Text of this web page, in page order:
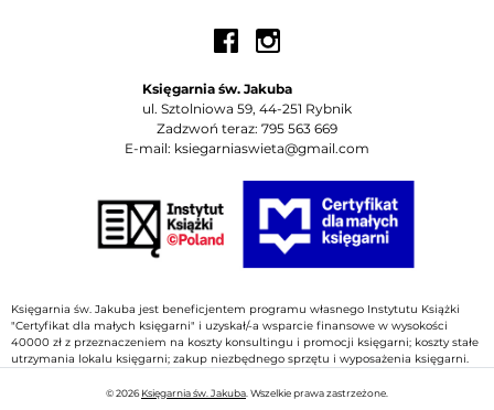
Księgarnia św. Jakuba
ul. Sztolniowa 59, 44-251 Rybnik
Zadzwoń teraz: 795 563 669
E-mail: ksiegarniaswieta@gmail.com
Księgarnia św. Jakuba jest beneficjentem programu własnego Instytutu Książki
"Certyfikat dla małych księgarni" i uzyskał/-a wsparcie finansowe w wysokości
40000 zł z przeznaczeniem na koszty konsultingu i promocji księgarni; koszty stałe
utrzymania lokalu księgarni; zakup niezbędnego sprzętu i wyposażenia księgarni.
© 2026Księgarnia św. Jakuba . Wszelkie prawa zastrzeżone.